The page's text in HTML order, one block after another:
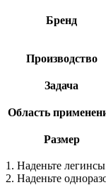
Бренд
Производство
Задача
Область
Размер
1. Наденьте
2. Наденьте